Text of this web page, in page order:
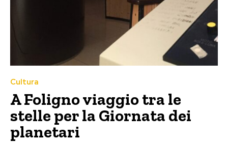
Cultura
A Foligno viaggio tra le
stelle per la Giornata dei
planetari